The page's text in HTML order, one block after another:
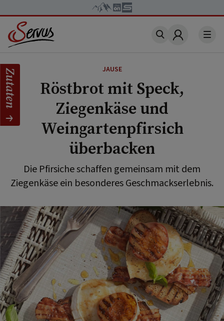
Account
JAUSE
Röstbrot mit Speck,
Ziegenkäse und
Weingartenpfirsich
überbacken
Die Pfirsiche schaffen gemeinsam mit dem
Ziegenkäse ein besonderes Geschmackserlebnis.
Zutaten